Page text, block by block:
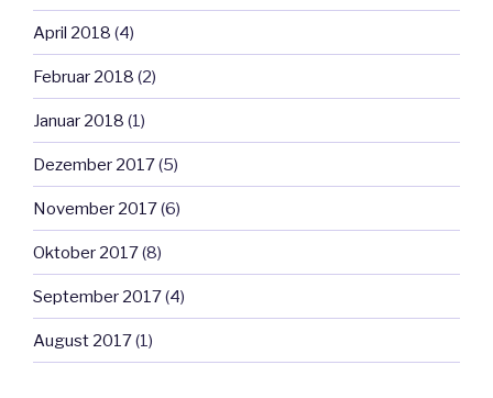
April 2018 (4)
Februar 2018 (2)
Januar 2018 (1)
Dezember 2017(5)
November 2017(6)
Oktober 2017(8)
September 2017(4)
August 2017(1)